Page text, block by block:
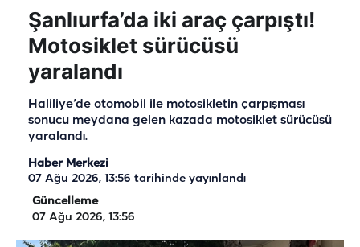
Şanlıurfa’da iki araç çarpıştı!
Motosiklet sürücüsü
yaralandı
Haliliye’de otomobil ile motosikletin çarpışması
sonucu meydana gelen kazada motosiklet sürücüsü
yaralandı.
Haber Merkezi
07 Ağu 2026, 13:56 tarihinde yayınlandı
Güncelleme
07 Ağu 2026, 13:56